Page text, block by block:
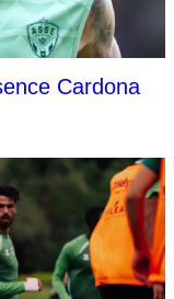
Cardona